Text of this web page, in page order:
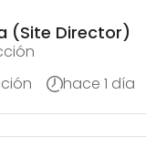
(Site Director)
hace 1 día